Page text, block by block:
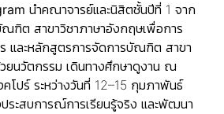
นำคณาจารย์และนิสิตชั้นปีที่ 1 จาก
ฑิต สาขาวิชาภาษาอังกฤษเพื่อการ
และหลักสูตรการจัดการบัณฑิต สาขา
ยนวัตกรรม เดินทางศึกษาดูงาน ณ
คโปร์ ระหว่างวันที่ 12–15 กุมภาพันธ์
ระสบการณ์การเรียนรู้จริง และพัฒนา